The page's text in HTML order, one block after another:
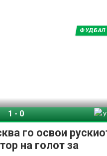
го освои
на голот за
ФУДБАЛ
1-0